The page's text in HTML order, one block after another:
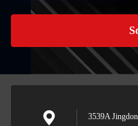
3539A